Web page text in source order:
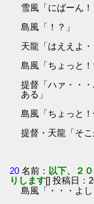
雪風「にばーん！
島風「！？」
天龍「はええよ・
島風「ちょっと！
提督「ハァ・・
ある」
島風「ちょっと
提督・天龍「そこ
20 名前： 以下、２
りします[] 投稿日：
島風「・・・よし